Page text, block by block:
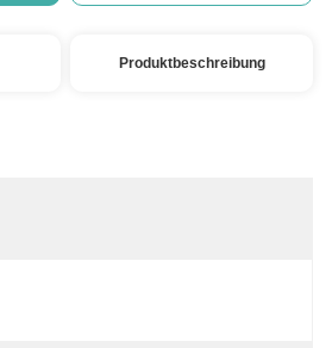
Produktbeschreibung